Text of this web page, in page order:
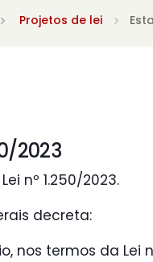
Projetos de lei
2023
nº 1.250/2023.
decreta:
nos termos da Lei